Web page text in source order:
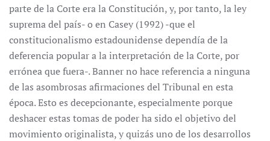
parte de la Corte era la Constitución, y, por tanto, la ley
suprema del país- o en Casey (1992) -que el
constitucionalismo estadounidense dependía de la
deferencia popular a la interpretación de la Corte, por
errónea que fuera-. Banner no hace referencia a ninguna
de las asombrosas afirmaciones del Tribunal en esta
época. Esto es decepcionante, especialmente porque
deshacer estas tomas de poder ha sido el objetivo del
movimiento originalista, y quizás uno de los desarrollos